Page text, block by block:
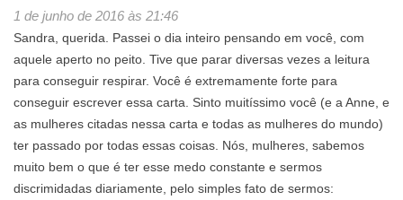
1 de junho de 2016 às 21:46
Sandra, querida. Passei o dia inteiro pensando em você, com
aquele aperto no peito. Tive que parar diversas vezes a leitura
para conseguir respirar. Você é extremamente forte para
conseguir escrever essa carta. Sinto muitíssimo você (e a Anne, e
as mulheres citadas nessa carta e todas as mulheres do mundo)
ter passado por todas essas coisas. Nós, mulheres, sabemos
muito bem o que é ter esse medo constante e sermos
discrimidadas diariamente, pelo simples fato de sermos: